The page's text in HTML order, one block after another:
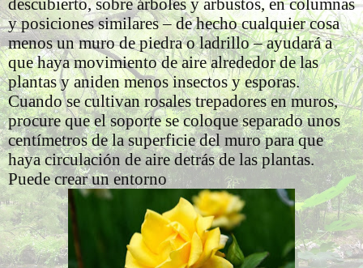
y posiciones similares – de hecho cualquier cosa
menos un muro de piedra o ladrillo – ayudará a
que haya movimiento de aire alrededor de las
plantas y aniden menos insectos y esporas.
Cuando se cultivan rosales trepadores en muros,
procure que el soporte se coloque separado unos
centímetros de la superficie del muro para que
haya circulación de aire detrás de las plantas.
Puede crear un entorno